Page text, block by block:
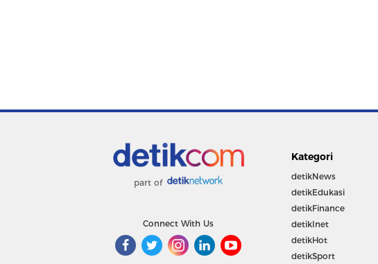
part of
Connect With Us
Kategori
detikNews
detikEdukasi
detikFinance
detikInet
detikHot
detikSport